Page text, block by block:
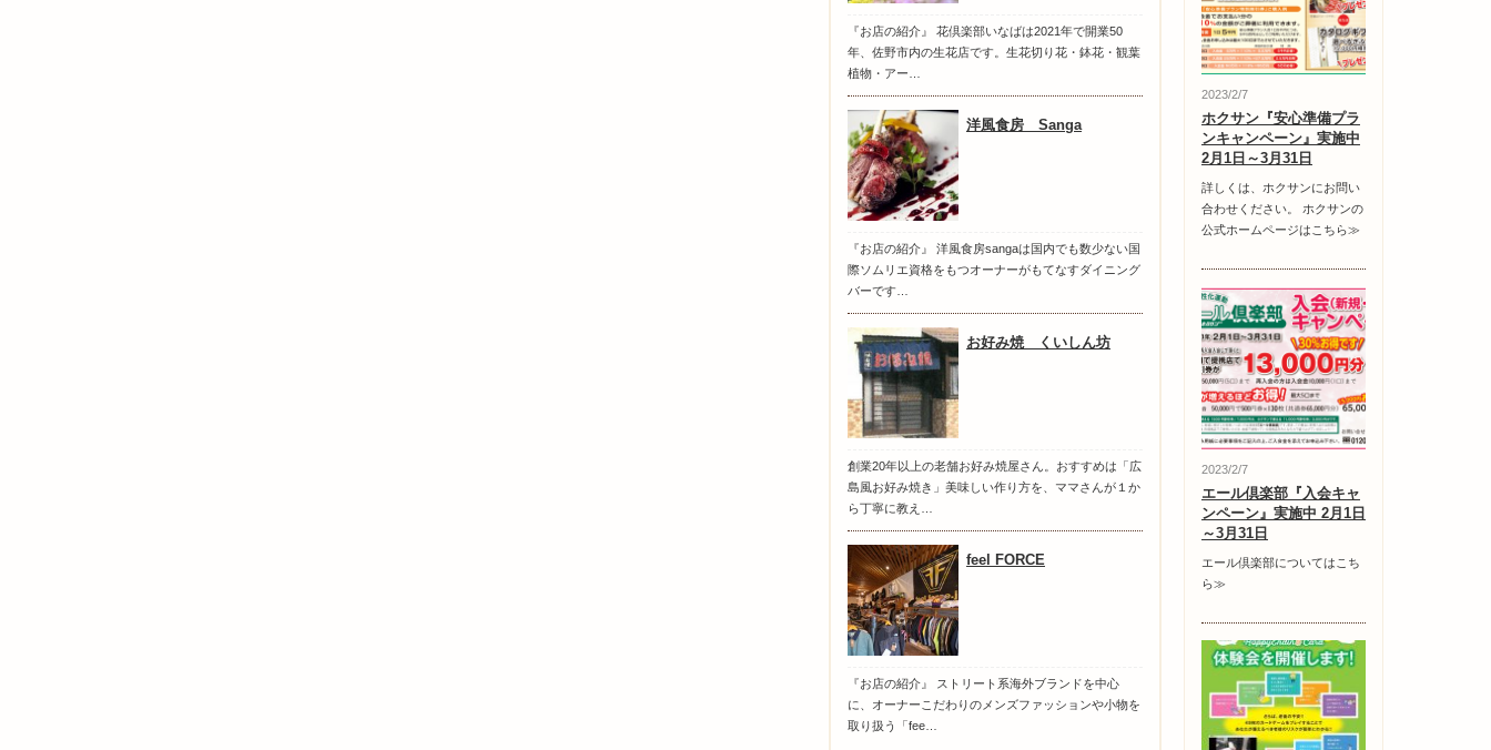
『お店の紹介』 花倶楽部いなばは2021年で開業50
年、佐野市内の生花店です。生花切り花・鉢花・観葉
植物・アー…
洋風食房 Sanga
『お店の紹介』 洋風食房sangaは国内でも数少ない国
際ソムリエ資格をもつオーナーがもてなすダイニング
バーです…
お好み焼 くいしん坊
創業20年以上の老舗お好み焼屋さん。おすすめは「広
島風お好み焼き」美味しい作り方を、ママさんが１か
ら丁寧に教え…
feel FORCE
『お店の紹介』 ストリート系海外ブランドを中心
に、オーナーこだわりのメンズファッションや小物を
取り扱う「fee…
2023/2/7
ホクサン『安心準備プラ
ンキャンペーン』実施中
2月1日～3月31日
詳しくは、ホクサンにお問い
合わせください。 ホクサンの
公式ホームページはこちら≫
2023/2/7
エール倶楽部『入会キャ
ンペーン』実施中 2月1日
～3月31日
エール倶楽部についてはこち
ら≫